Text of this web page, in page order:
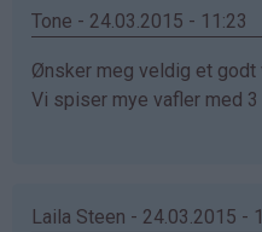
Tone - 24.03.2015 - 11:23
Ønsker meg veldig et godt
Vi spiser mye vafler med 3
Laila Steen - 24.03.2015 -